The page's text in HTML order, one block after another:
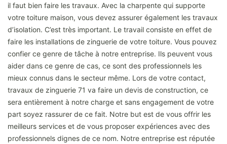
il faut bien faire les travaux. Avec la charpente qui supporte
votre toiture maison, vous devez assurer également les travaux
d’isolation. C’est très important. Le travail consiste en effet de
faire les installations de zinguerie de votre toiture. Vous pouvez
confier ce genre de tâche à notre entreprise. Ils peuvent vous
aider dans ce genre de cas, ce sont des professionnels les
mieux connus dans le secteur même. Lors de votre contact,
travaux de zinguerie 71 va faire un devis de construction, ce
sera entièrement à notre charge et sans engagement de votre
part soyez rassurer de ce fait. Notre but est de vous offrir les
meilleurs services et de vous proposer expériences avec des
professionnels dignes de ce nom. Notre entreprise est réputée